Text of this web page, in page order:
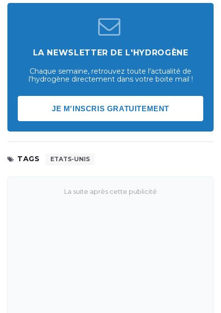
LA NEWSLETTER DE L'HYDROGÈNE
Chaque semaine, retrouvez toute l'actualité de
l'hydrogène directement dans votre boite mail !
JE M'INSCRIS GRATUITEMENT
TAGS ETATS-UNIS